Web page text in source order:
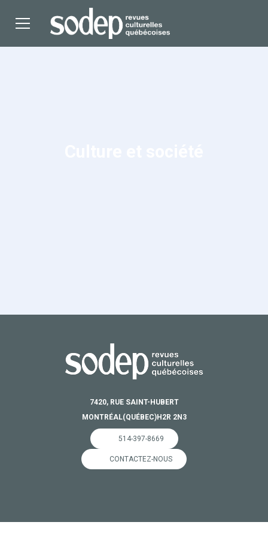
7420, RUE SAINT-HUBERT
MONTRÉAL(QUÉBEC)H2R 2N3
514-397-8669
CONTACTEZ-NOUS